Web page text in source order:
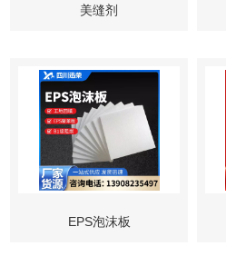
美缝剂
EPS泡沫板